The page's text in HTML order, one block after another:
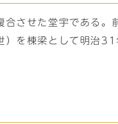
させた堂宇である
を棟梁として明治31